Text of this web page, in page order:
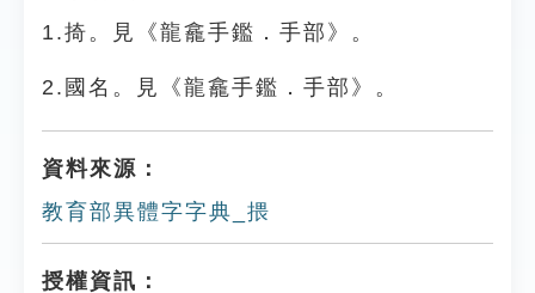
1.掎。見《龍龕手鑑．手部》。
2.國名。見《龍龕手鑑．手部》。
資料來源：
教育部異體字字典_揋
授權資訊：